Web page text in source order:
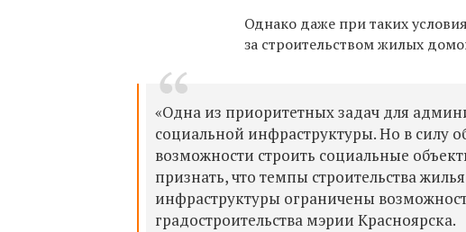
Однако даже при таких
за строительством жилых
«Одна из приоритетных задач для
социальной инфраструктуры. Но в силу
возможности строить социальные
признать, что темпы строительства
инфраструктуры ограничены
градостроительства мэрии Красноярска.